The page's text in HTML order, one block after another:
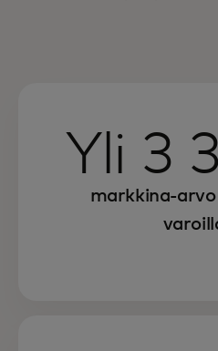
Yli 3
markkina-